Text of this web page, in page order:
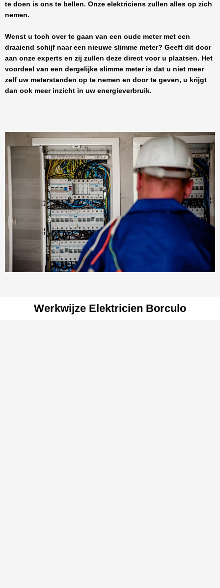
te doen is ons te bellen. Onze elektriciens zullen alles op zich
nemen.
Wenst u toch over te gaan van een oude meter met een
draaiend schijf naar een nieuwe slimme meter? Geeft dit door
aan onze experts en zij zullen deze direct voor u plaatsen. Het
voordeel van een dergelijke slimme meter is dat u niet meer
zelf uw meterstanden op te nemen en door te geven, u krijgt
dan ook meer inzicht in uw energieverbruik.
Werkwijze Elektricien Borculo